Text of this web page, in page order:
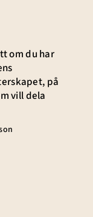
om du har
på
vill dela